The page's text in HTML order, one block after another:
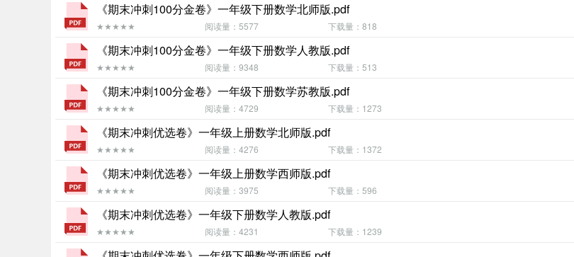
《期末冲刺100分金卷》一年级下册数学北师版.pdf
★★★★★ 阅读量：5577 下载量：818
《期末冲刺100分金卷》一年级下册数学人教版.pdf
★★★★★ 阅读量：9348 下载量：513
《期末冲刺100分金卷》一年级下册数学苏教版.pdf
★★★★★ 阅读量：4729 下载量：1273
《期末冲刺优选卷》一年级上册数学北师版.pdf
★★★★★ 阅读量：4276 下载量：1372
《期末冲刺优选卷》一年级上册数学西师版.pdf
★★★★★ 阅读量：3975 下载量：596
《期末冲刺优选卷》一年级下册数学人教版.pdf
★★★★★ 阅读量：4231 下载量：1239